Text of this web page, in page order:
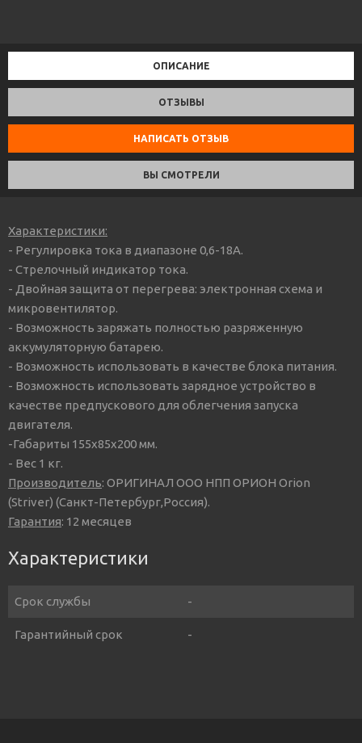
ОПИСАНИЕ
ОТЗЫВЫ
НАПИСАТЬ ОТЗЫВ
ВЫ СМОТРЕЛИ
Характеристики:
- Регулировка тока в диапазоне 0,6-18А.
- Стрелочный индикатор тока.
- Двойная защита от перегрева: электронная схема и
микровентилятор.
- Возможность заряжать полностью разряженную
аккумуляторную батарею.
- Возможность использовать в качестве блока питания.
- Возможность использовать зарядное устройство в
качестве предпускового для облегчения запуска
двигателя.
-Габариты 155х85х200 мм.
- Вес 1 кг.
Производитель: ОРИГИНАЛ ООО НПП ОРИОН Orion
(Striver) (Санкт-Петербург,Россия).
Гарантия: 12 месяцев
Характеристики
Срок службы -
Гарантийный срок -